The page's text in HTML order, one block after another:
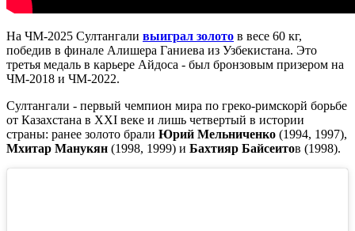
На ЧМ-2025 Султангали выиграл золото в весе 60 кг,
победив в финале Алишера Ганиева из Узбекистана. Это
третья медаль в карьере Айдоса - был бронзовым призером на
ЧМ-2018 и ЧМ-2022.
Султангали - первый чемпион мира по греко-римскорй борьбе
от Казахстана в XXI веке и лишь четвертый в истории
страны: ранее золото брали Юрий Мельниченко (1994, 1997),
Мхитар Манукян (1998, 1999) и Бахтияр Байсеитов (1998).